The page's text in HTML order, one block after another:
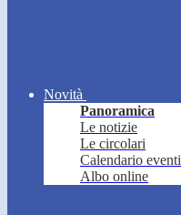
Novità
Panoramica
Le notizie
Le circolari
Calendario eventi
Albo online